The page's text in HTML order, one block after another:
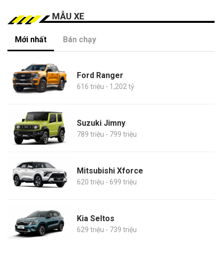
MẪU XE
Mới nhất Bán chạy
Ford Ranger
616 triệu - 1,202 tỷ
Suzuki Jimny
789 triệu - 799 triệu
Mitsubishi Xforce
620 triệu - 699 triệu
Kia Seltos
629 triệu - 739 triệu